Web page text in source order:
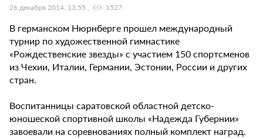
26 декабря 2014, 13:55 1527
В германском Нюрнберге прошел международный
турнир по художественной гимнастике
«Рождественские звезды» с участием 150 спортсменов
из Чехии, Италии, Германии, Эстонии, России и других
стран.
Воспитанницы саратовской областной детско-
юношеской спортивной школы «Надежда Губернии»
завоевали на соревнованиях полный комплект наград.